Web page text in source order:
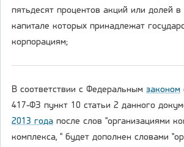
пятьдесят процентов акций или долей в
капитале которых принадлежат
корпорациям;
В соответствии с Федеральным законом
417-ФЗ пункт 10 статьи 2 данного
2013 года после слов "организациями
комплекса, " будет дополнен словами